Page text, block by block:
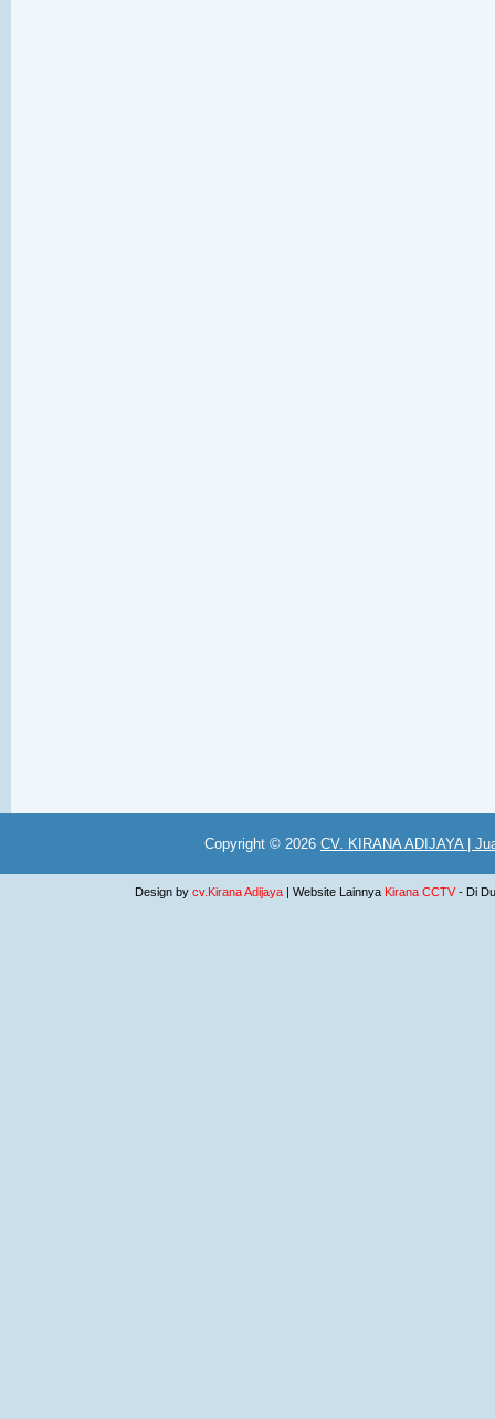
Copyright © 2026 CV. KIRANA ADIJAYA |
Design by cv.Kirana Adijaya| Website Lainnya Kirana CCTV- Di